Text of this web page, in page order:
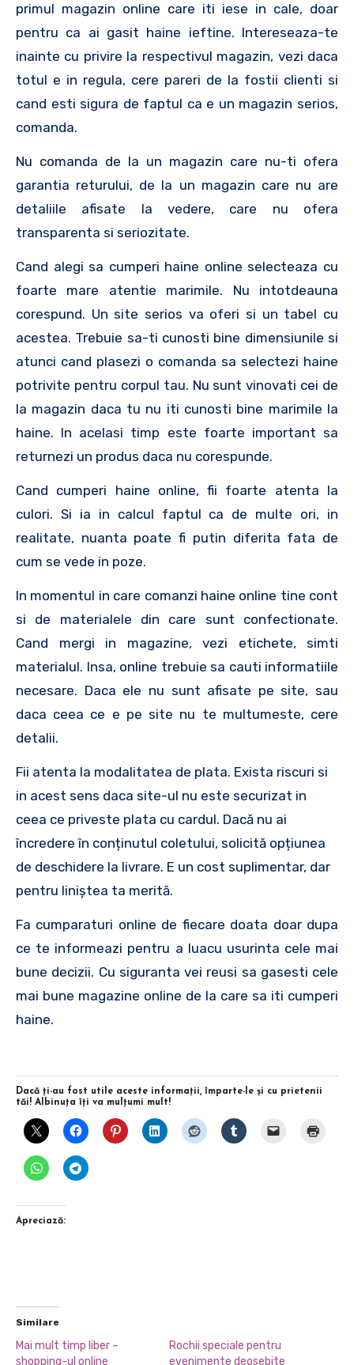
primul magazin online care iti iese in cale, doar
pentru ca ai gasit haine ieftine. Intereseaza-te
inainte cu privire la respectivul magazin, vezi daca
totul e in regula, cere pareri de la fostii clienti si
cand esti sigura de faptul ca e un magazin serios,
comanda.
Nu comanda de la un magazin care nu-ti ofera
garantia returului, de la un magazin care nu are
detaliile afisate la vedere, care nu ofera
transparenta si seriozitate.
Cand alegi sa cumperi haine online selecteaza cu
foarte mare atentie marimile. Nu intotdeauna
corespund. Un site serios va oferi si un tabel cu
acestea. Trebuie sa-ti cunosti bine dimensiunile si
atunci cand plasezi o comanda sa selectezi haine
potrivite pentru corpul tau. Nu sunt vinovati cei de
la magazin daca tu nu iti cunosti bine marimile la
haine. In acelasi timp este foarte important sa
returnezi un produs daca nu corespunde.
Cand cumperi haine online, fii foarte atenta la
culori. Si ia in calcul faptul ca de multe ori, in
realitate, nuanta poate fi putin diferita fata de
cum se vede in poze.
In momentul in care comanzi haine online tine cont
si de materialele din care sunt confectionate.
Cand mergi in magazine, vezi etichete, simti
materialul. Insa, online trebuie sa cauti informatiile
necesare. Daca ele nu sunt afisate pe site, sau
daca ceea ce e pe site nu te multumeste, cere
detalii.
Fii atenta la modalitatea de plata. Exista riscuri si
in acest sens daca site-ul nu este securizat in
ceea ce priveste plata cu cardul. Dacă nu ai
încredere în conținutul coletului, solicită opțiunea
de deschidere la livrare. E un cost suplimentar, dar
pentru liniștea ta merită.
Fa cumparaturi online de fiecare doata doar dupa
ce te informeazi pentru a luacu usurinta cele mai
bune decizii. Cu siguranta vei reusi sa gasesti cele
mai bune magazine online de la care sa iti cumperi
haine.
Dacă ţi-au fost utile aceste informaţii, împarte-le şi cu prietenii
tăi! Albinuţa îţi va mulţumi mult!
Apreciază:
Similare
Mai mult timp liber –
shopping-ul online
Rochii speciale pentru
evenimente deosebite